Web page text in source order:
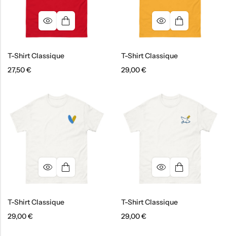
T-Shirt Classique
27,50€
T-Shirt Classique
29,00€
T-Shirt Classique
29,00€
T-Shirt Classique
29,00€